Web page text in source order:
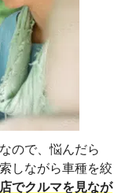
ので、悩んだら
しながら車種を絞
でクルマを見なが